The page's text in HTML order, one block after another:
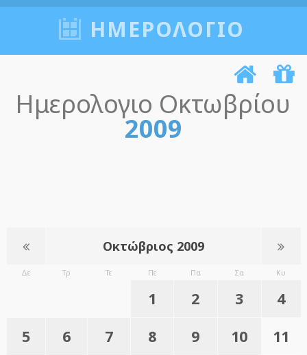
ΗΜΕΡΟΛΟΓΙΟ
Ημερολογιο Οκτωβρίου
2009
Οκτώβριος 2009
Δε Τρ Τε Πε Πα Σα Κυ
1 2 3
4
5
6 7 8 9 10
11